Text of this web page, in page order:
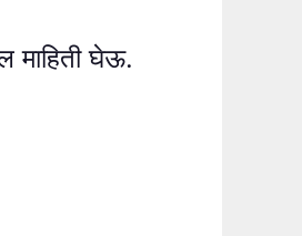
माहिती घेऊ.